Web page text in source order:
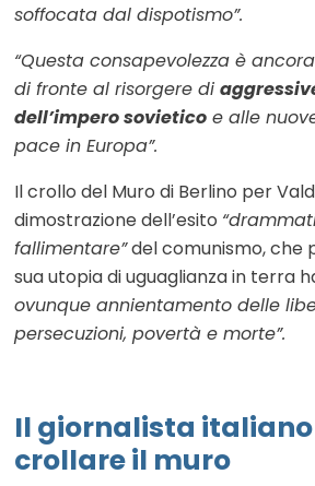
soffocata dal dispotismo”.
“Questa consapevolezza è
di fronte al risorgere di
dell’impero sovietico e alle
pace in Europa”.
Il crollo del Muro di Berlino per
dimostrazione dell’esito
fallimentare”del comunismo, che
sua utopia di uguaglianza in terra
ovunque annientamento delle
persecuzioni, povertà e morte”.
Il giornalista italiano
crollare il muro